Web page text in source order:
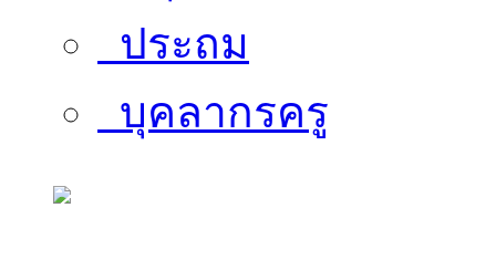
ประถม
บุคลากรครู